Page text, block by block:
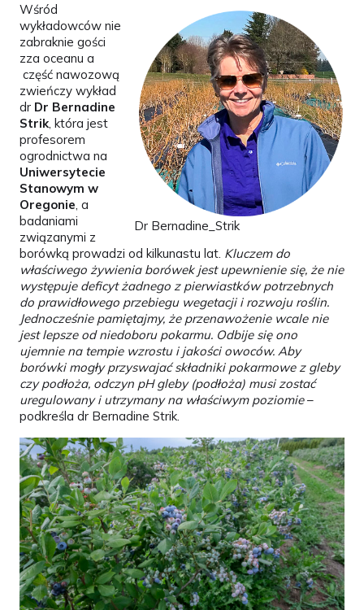
Dr Bernadine_Strik
Wśród
wykładowców nie
zabraknie gości
zza oceanu a
część nawozową
zwieńczy wykład
dr Dr Bernadine
Strik , która jest
profesorem
ogrodnictwa na
Uniwersytecie
Stanowym w
Oregonie , a
badaniami
związanymi z
borówką prowadzi od kilkunastu lat. Kluczem do
właściwego żywienia borówek jest upewnienie się, że nie
występuje deficyt żadnego z pierwiastków potrzebnych
do prawidłowego przebiegu wegetacji i rozwoju roślin.
Jednocześnie pamiętajmy, że przenawożenie wcale nie
jest lepsze od niedoboru pokarmu. Odbije się ono
ujemnie na tempie wzrostu i jakości owoców. Aby
borówki mogły przyswajać składniki pokarmowe z gleby
czy podłoża, odczyn pH gleby (podłoża) musi zostać
uregulowany i utrzymany na właściwym poziomie–
podkreśla dr Bernadine Strik.